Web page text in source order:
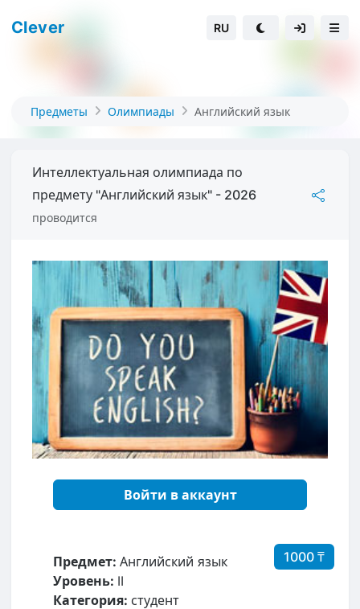
Clever RU
Предметы Олимпиады Английский язык
Интеллектуальная олимпиада по
предмету "Английский язык" - 2026
проводится
Войти в аккаунт
1000 ₸
Предмет: Английский язык
Уровень: II
Категория: студент